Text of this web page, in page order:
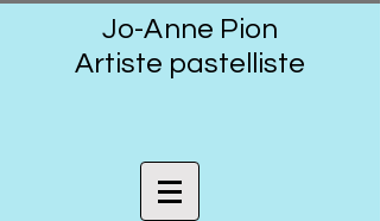
Jo-Anne Pion
Artiste pastelliste